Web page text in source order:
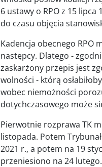
6 ustawy o RPO z 15
do czasu objęcia
Kadencja obecnego RPO
następcy. Dlatego -
zaskarżony przepis jest
wolności - którą
wobec niemożności
dotychczasowego może
Pierwotnie rozprawa TK
listopada. Potem
2021 r., a potem na 19
przeniesiono na 24 lutego.